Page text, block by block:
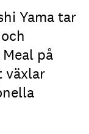
Yama tar
på
växlar